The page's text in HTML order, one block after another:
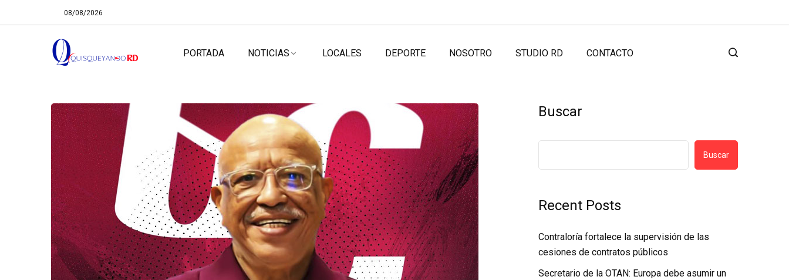
08/08/2026
PORTADA NOTICIAS LOCALES DEPORTE NOSOTRO STUDIO RD CONTACTO
Buscar
Buscar
Recent Posts
Contraloría fortalece la supervisión de las
cesiones de contratos públicos
Secretario de la OTAN: Europa debe asumir un